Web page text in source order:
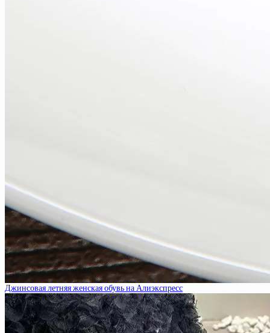
Джинсовая летняя женская обувь на Алиэкспресс